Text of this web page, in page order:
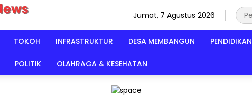
Jumat, 7 Agustus 2026
TOKOH INFRASTRUKTUR DESA MEMBANGUN PENDIDIKAN
POLITIK OLAHRAGA & KESEHATAN